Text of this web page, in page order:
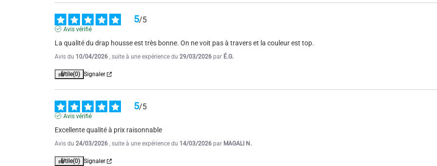
5/5
Avis vérifié
La qualité du drap housse est très bonne. On ne voit pas à travers et la couleur est top.
Avis du 10/04/2026 , suite à une expérience du 29/03/2026 par É.G.
Utile(0) Signaler
5/5
Avis vérifié
Excellente qualité à prix raisonnable
Avis du 24/03/2026 , suite à une expérience du 14/03/2026 par MAGALI N.
Utile(0) Signaler